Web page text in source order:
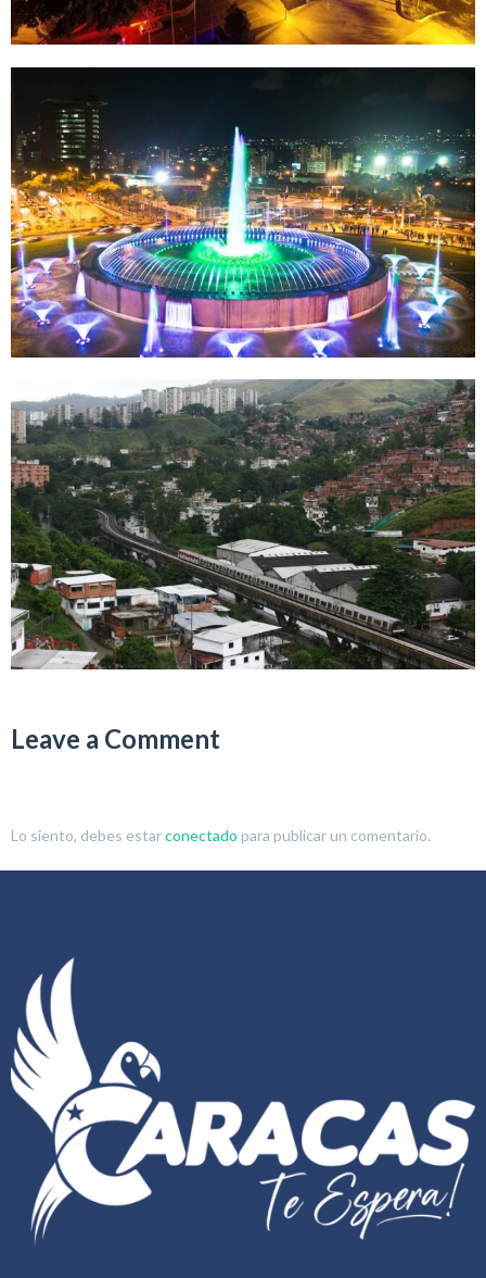
Leave a Comment
Lo siento, debes estarconectado para publicar un comentario.